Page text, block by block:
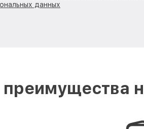
данных
преимущества